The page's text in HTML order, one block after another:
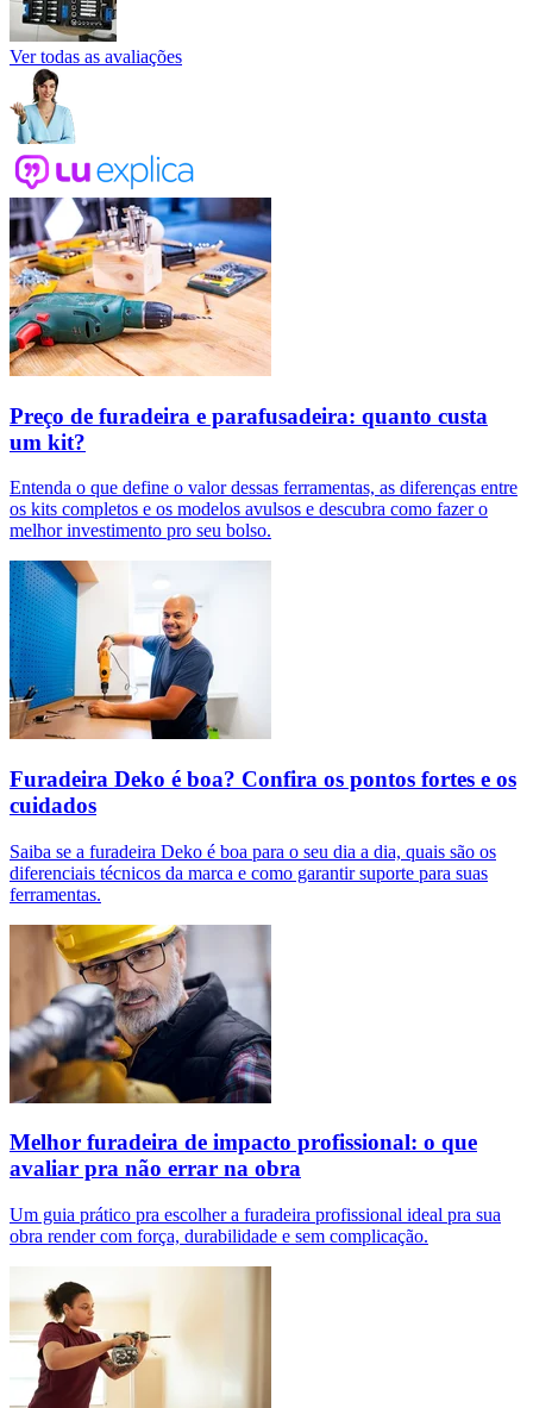
Ver todas as avaliações
Preço de furadeira e parafusadeira: quanto custa
um kit?
Entenda o que define o valor dessas ferramentas, as diferenças entre
os kits completos e os modelos avulsos e descubra como fazer o
melhor investimento pro seu bolso.
Furadeira Deko é boa? Confira os pontos fortes e os
cuidados
Saiba se a furadeira Deko é boa para o seu dia a dia, quais são os
diferenciais técnicos da marca e como garantir suporte para suas
ferramentas.
Melhor furadeira de impacto profissional: o que
avaliar pra não errar na obra
Um guia prático pra escolher a furadeira profissional ideal pra sua
obra render com força, durabilidade e sem complicação.